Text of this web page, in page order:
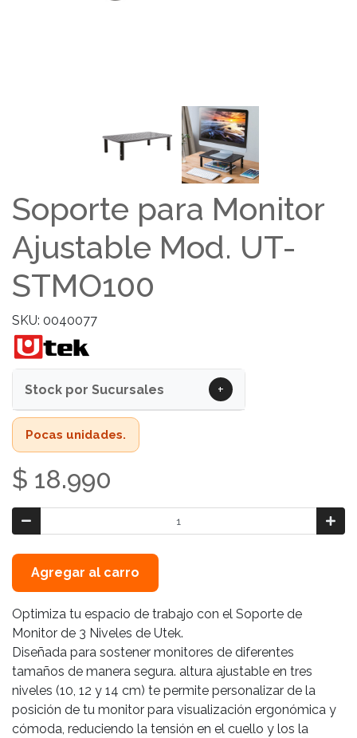
Soporte para Monitor
Ajustable Mod. UT-
STMO100
SKU: 0040077
Stock por Sucursales +
Pocas unidades.
$ 18.990
Agregar al carro
Optimiza tu espacio de trabajo con el Soporte de
Monitor de 3 Niveles de Utek.
Diseñada para sostener monitores de diferentes
tamaños de manera segura. altura ajustable en tres
niveles (10, 12 y 14 cm) te permite personalizar de la
posición de tu monitor para visualización ergonómica y
cómoda, reduciendo la tensión en el cuello y los la